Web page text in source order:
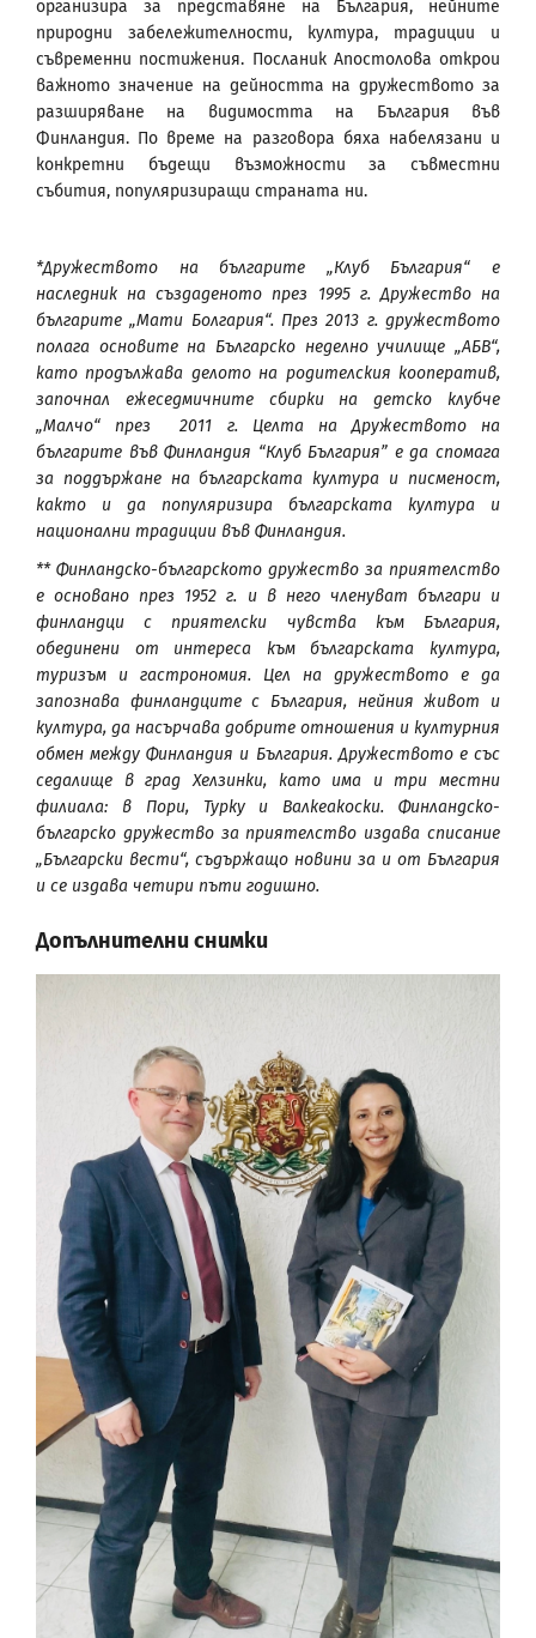
организира за представяне на България, нейните
природни забележителности, култура, традиции и
съвременни постижения. Посланик Апостолова открои
важното значение на дейността на дружеството за
разширяване на видимостта на България във
Финландия. По време на разговора бяха набелязани и
конкретни бъдещи възможности за съвместни
събития, популяризиращи страната ни.
*Дружеството на българите „Клуб България“ е
наследник на създаденото през 1995 г. Дружество на
българите „Мати Болгария“. През 2013 г. дружеството
полага основите на Българско неделно училище „АБВ“,
като продължава делото на родителския кооператив,
започнал ежеседмичните сбирки на детско клубче
„Малчо“ през2011 г. Целта на Дружеството на
българите във Финландия “Клуб България” е да спомага
за поддържане на българската култура и писменост,
както и да популяризира българската култура и
национални традиции във Финландия.
** Финландско-българското дружество за приятелство
е основано през 1952 г. и в него членуват българи и
финландци с приятелски чувства към България,
обединени от интереса към българската култура,
туризъм и гастрономия. Цел на дружеството е да
запознава финландците с България, нейния живот и
култура, да насърчава добрите отношения и културния
обмен между Финландия и България. Дружеството е със
седалище в град Хелзинки, като има и три местни
филиала: в Пори, Турку и Валкеакоски. Финландско-
българско дружество за приятелство издава списание
„Български вести“, съдържащо новини за и от България
и се издава четири пъти годишно.
Допълнителни снимки